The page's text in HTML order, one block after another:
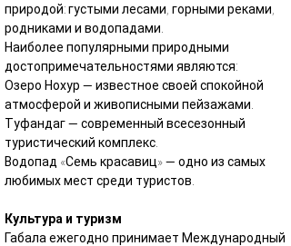
природой: густыми лесами, горными реками,
родниками и водопадами.
Наиболее популярными природными
достопримечательностями являются:
Озеро Нохур — известное своей спокойной
атмосферой и живописными пейзажами.
Туфандаг — современный всесезонный
туристический комплекс.
Водопад «Семь красавиц» — одно из самых
любимых мест среди туристов.
Культура и туризм
Габала ежегодно принимает Международный